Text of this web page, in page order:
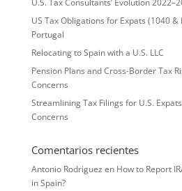
U.S. Tax Consultants’ Evolution
US Tax Obligations for Expats (1040 &
Portugal
Relocating to Spain with a U.S. LLC
Pension Plans and Cross-Border Tax
Concerns
Streamlining Tax Filings for U.S.
Concerns
Comentarios recientes
Antonio Rodriguez en How to Report
in Spain?